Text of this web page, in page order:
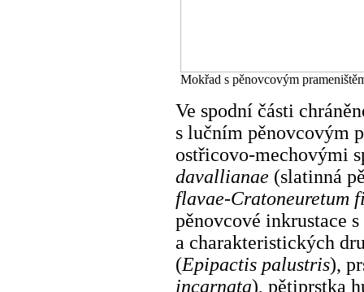
Mokřad s pěnovcovým
Ve spodní části
s lučním pěnovcovým
ostřicovo-mechovými
davallianae (slatinná
flavae-Cratoneuretum
pěnovcové inkrustace
a charakteristických
(Epipactis palustris),
incarnata), pětiprstka